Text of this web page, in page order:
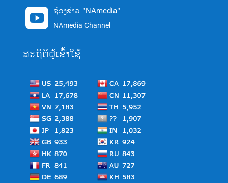
 ຊ່ອງຂ່າວ "NAmedia"
NAmedia Channel
ສະຖິຕິຜູ້ເຂົ້າໃຊ້